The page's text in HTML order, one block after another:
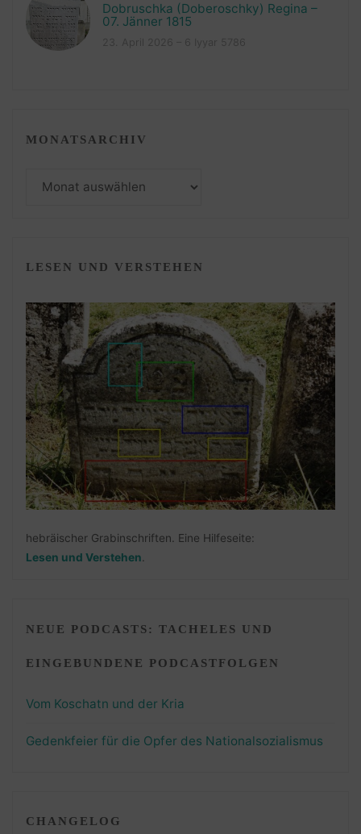
Dobruschka (Doberoschky) Regina –
07. Jänner 1815
MONATSARCHIV
Monatsarchiv
LESEN UND VERSTEHEN
hebräischer Grabinschriften. Eine Hilfeseite:
Lesen und Verstehen
NEUE PODCASTS: TACHELES UND
EINGEBUNDENE PODCASTFOLGEN
Vom Koschatn und der Kria
Gedenkfeier für die Opfer des Nationalsozialismus
CHANGELOG